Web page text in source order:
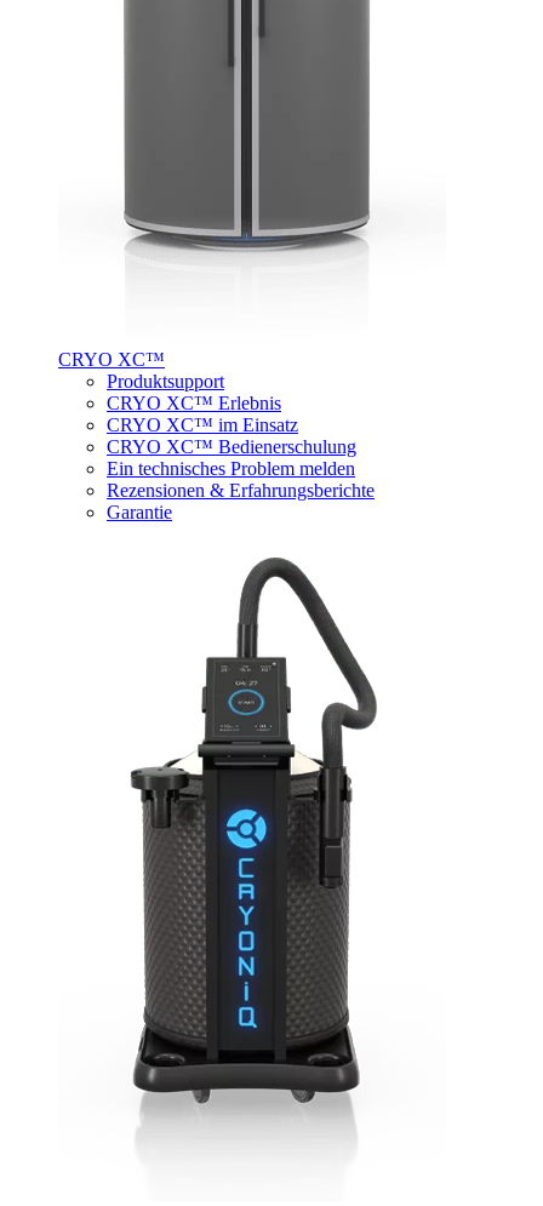
CRYO XC™
Produktsupport
CRYO XC™ Erlebnis
CRYO XC™ im Einsatz
CRYO XC™ Bedienerschulung
Ein technisches Problem melden
Rezensionen & Erfahrungsberichte
Garantie